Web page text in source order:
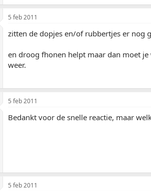
5 feb 2011
zitten de dopjes en/of rubbertjes er nog
en droog fhonen helpt maar dan moet
weer.
5 feb 2011
Bedankt voor de snelle reactie, maar
5 feb 2011